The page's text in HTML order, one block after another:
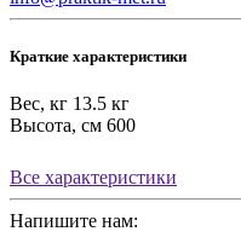
Краткие характеристики
Вес, кг 13.5 кг
Высота, см 600
Все характеристики
Напишите нам: